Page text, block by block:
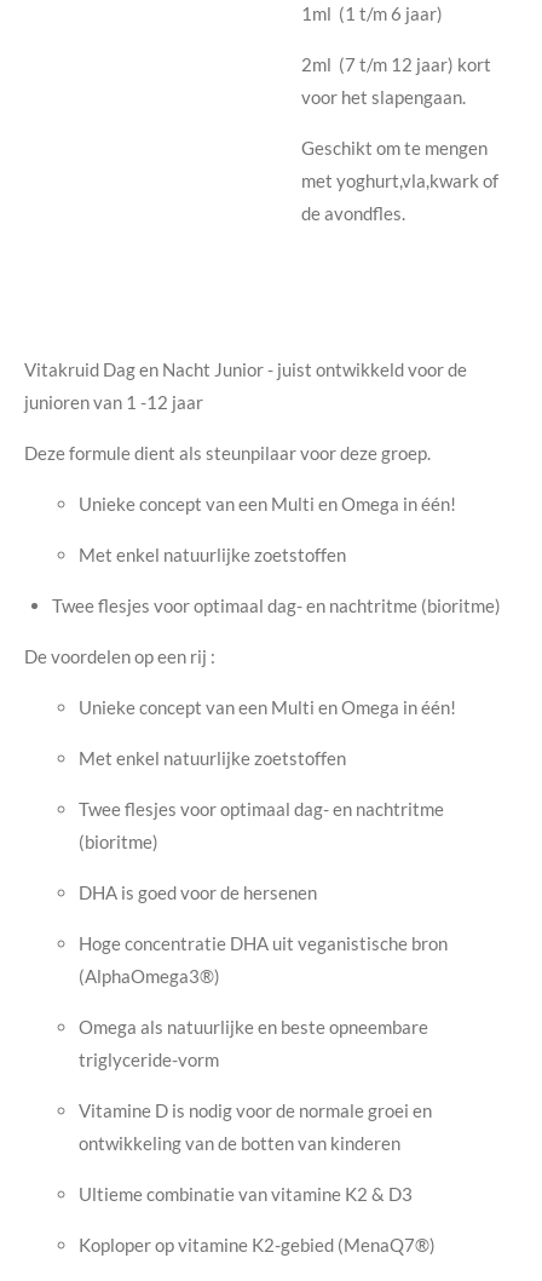
1ml (1 t/m 6 jaar)
2ml (7 t/m 12 jaar) kort
voor het slapengaan.
Geschikt om te mengen
met yoghurt,vla,kwark of
de avondfles.
Vitakruid Dag en Nacht Junior - juist ontwikkeld voor de
junioren van 1 -12 jaar
Deze formule dient als steunpilaar voor deze groep.
Unieke concept van een Multi en Omega in één!
Met enkel natuurlijke zoetstoffen
Twee flesjes voor optimaal dag- en nachtritme (bioritme)
De voordelen op een rij :
Unieke concept van een Multi en Omega in één!
Met enkel natuurlijke zoetstoffen
Twee flesjes voor optimaal dag- en nachtritme
(bioritme)
DHA is goed voor de hersenen
Hoge concentratie DHA uit veganistische bron
(AlphaOmega3®)
Omega als natuurlijke en beste opneembare
triglyceride-vorm
Vitamine D is nodig voor de normale groei en
ontwikkeling van de botten van kinderen
Ultieme combinatie van vitamine K2 & D3
Koploper op vitamine K2-gebied (MenaQ7®)